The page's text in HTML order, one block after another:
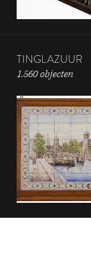
TINGLAZUUR
1.560 objecten